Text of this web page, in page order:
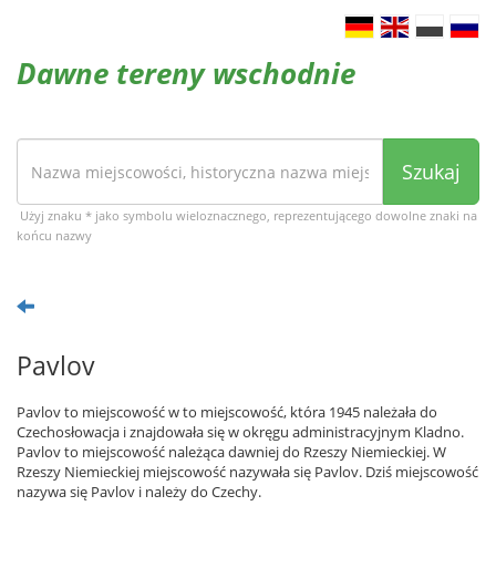
Dawne tereny wschodnie
Szukaj
Użyj znaku * jako symbolu wieloznacznego, reprezentującego dowolne znaki na
końcu nazwy
Pavlov
Pavlov to miejscowość w to miejscowość, która 1945 należała do
Czechosłowacja i znajdowała się w okręgu administracyjnym Kladno.
Pavlov to miejscowość należąca dawniej do Rzeszy Niemieckiej. W
Rzeszy Niemieckiej miejscowość nazywała się Pavlov. Dziś miejscowość
nazywa się Pavlov i należy do Czechy.